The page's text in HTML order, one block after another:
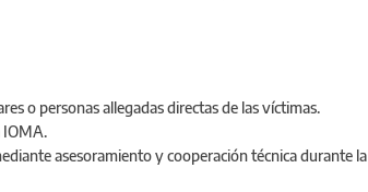
o personas allegadas directas de las víctimas.
IOMA.
asesoramiento y cooperación técnica durante